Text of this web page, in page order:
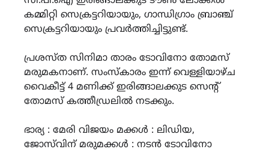
കമ്മിറ്റി സെക്രട്ടറിയായും, ഗാന്ധിഗ്രാം ബ്രാഞ്ച്
സെക്രട്ടറിയായും പ്രവർത്തിച്ചിട്ടുണ്ട്.
പ്രശസ്ത സിനിമാ താരം ടോവിനോ തോമസ്
മരുമകനാണ്. സംസ്‌കാരം ഇന്ന് വെള്ളിയാഴ്ച
വൈകീട്ട് 4 മണിക്ക് ഇരിങ്ങാലക്കുട സെന്റ്
തോമസ് കത്തീഡ്രലില്‍ നടക്കും.
ഭാര്യ : മേരി വിജയം മക്കള്‍ : ലിഡിയ,
ജോസ്‌വിന് മരുമക്കൾ : നടൻ ടോവിനോ